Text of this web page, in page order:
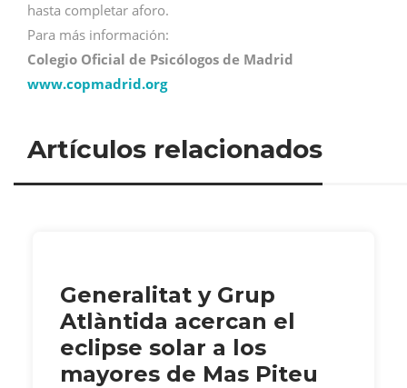
hasta completar aforo.
Para más información:
Colegio Oficial de Psicólogos de Madrid
www.copmadrid.org
Artículos relacionados
Generalitat y Grup
Atlàntida acercan el
eclipse solar a los
mayores de Mas Piteu